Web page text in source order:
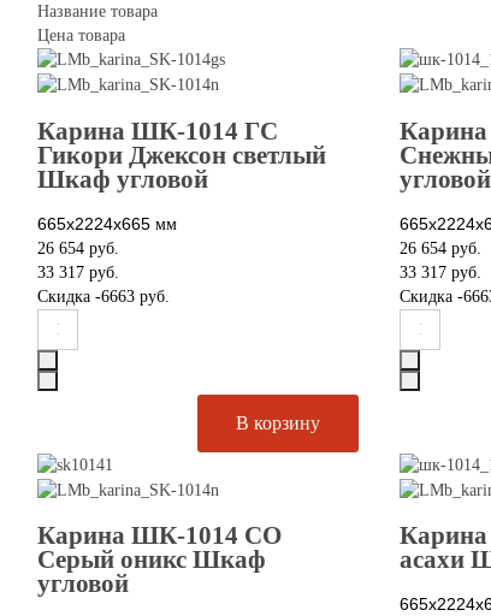
Название товара
Цена товара
Карина ШК-1014 ГС
Гикори Джексон светлый
Шкаф угловой
665х2224х665 мм
26 654 руб.
33 317 руб.
Скидка -6663 руб.
угловой
26 654 руб.
33 317 руб.
Скидка -
Карина ШК-1014 СО
Серый оникс Шкаф
угловой
асахи